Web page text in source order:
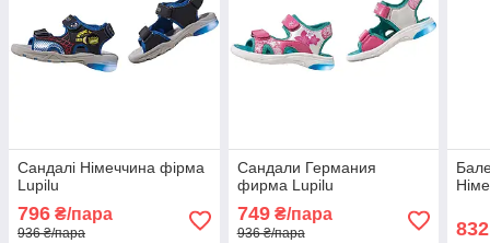
Сандалі Німеччина фірма
Lupilu
796 ₴/пара
936 ₴/пара
Сандали Германия
фирма Lupilu
749₴/пара
936 ₴/пара 832